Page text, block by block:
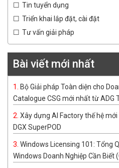
Tin tuyển dụng
Triển khai lắp đặt, cài đặt
Tư vấn giải pháp
Bài viết mới nhất
Bộ Giải pháp Toàn diện cho
Catalogue CSG mới nhất từ ADG
Xây dựng AI Factory thế hệ
DGX SuperPOD
Windows Licensing 101: Tổng
Windows Doanh Nghiệp Cần Biết